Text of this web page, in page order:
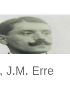
J.M. Erre